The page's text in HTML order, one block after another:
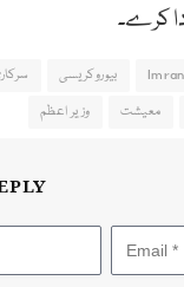
کرے۔
بیوروکریسی
معیشت وزیر اعظم